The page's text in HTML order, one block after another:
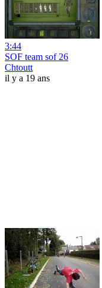
3:44
SOF team sof 26
Chtoutt
il y a 19 ans